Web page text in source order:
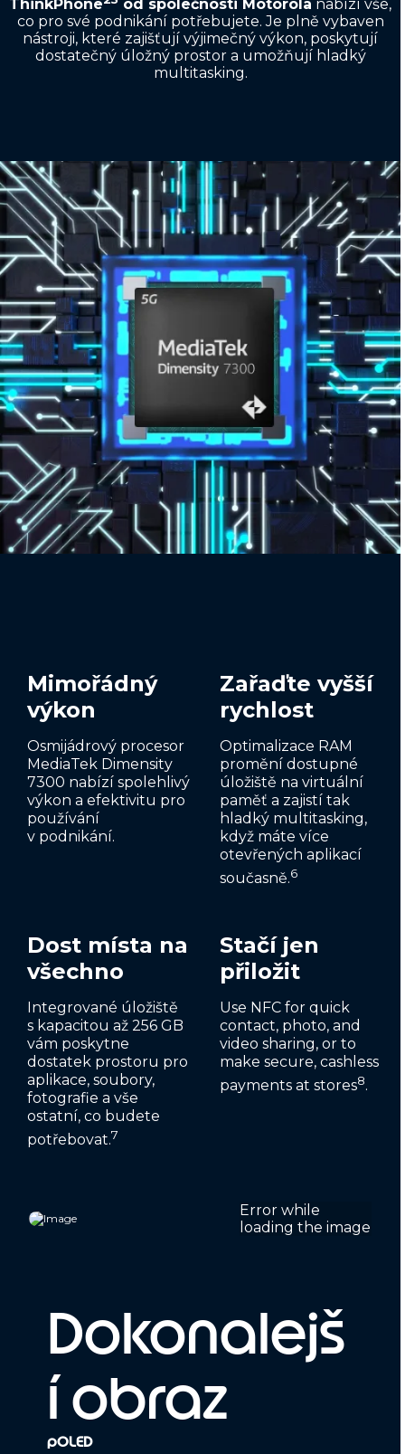
ThinkPhone od společnosti Motorola nabízí vše,
co pro své podnikání potřebujete. Je plně vybaven
nástroji, které zajišťují výjimečný výkon, poskytují
dostatečný úložný prostor a umožňují hladký
multitasking.
Mimořádný
výkon
Osmijádrový procesor
MediaTek Dimensity
7300 nabízí spolehlivý
výkon a efektivitu pro
používání
v podnikání.
Zařaďte vyšší
rychlost
Optimalizace RAM
promění dostupné
úložiště na virtuální
paměť a zajistí tak
hladký multitasking,
když máte více
otevřených aplikací
současně.6
Dost místa na
všechno
Integrované úložiště
s kapacitou až 256 GB
vám poskytne
dostatek prostoru pro
aplikace, soubory,
fotografie a vše
ostatní, co budete
potřebovat.7
Stačí jen
přiložit
Use NFC for quick
contact, photo, and
video sharing, or to
make secure, cashless
payments at stores8.
Dokonalejš
í obraz
pOLED